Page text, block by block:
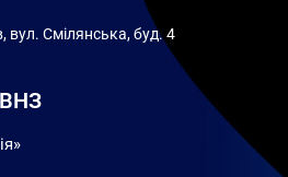
вул. Смілянська, буд. 4